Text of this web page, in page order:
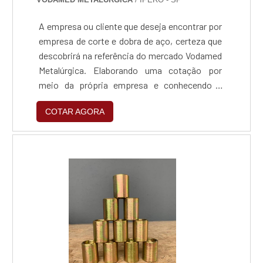
A empresa ou cliente que deseja encontrar por
empresa de corte e dobra de aço, certeza que
descobrirá na referência do mercado Vodamed
Metalúrgica. Elaborando uma cotação por
meio da própria empresa e conhecendo a
organização mais competente do ramo.
Quando o tema é empresa de corte e dobra de
aço, com a Vodamed Metalúrgica o cliente
crescimento sustentável.UM POUCO MAIS
SOBRE EMPRESA DE CORTE E DOBRA DE
AÇOA Vodamed Metalúrgica centraliza seus
esforços em produzir uma estrutura com
escritório de alta qualidade onde são
realizadas as atividades e estrutura suficiente
para atender todas as demandas, tudo isso
COTAR AGORA